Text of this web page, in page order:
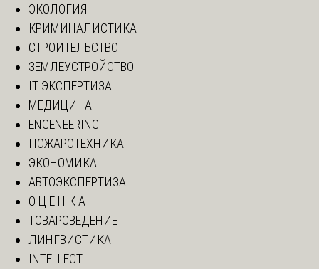
ЭКОЛОГИЯ
КРИМИНАЛИСТИКА
СТРОИТЕЛЬСТВО
ЗЕМЛЕУСТРОЙСТВО
IT ЭКСПЕРТИЗА
МЕДИЦИНА
ENGENEERING
ПОЖАРОТЕХНИКА
ЭКОНОМИКА
АВТОЭКСПЕРТИЗА
О Ц Е Н К А
ТОВАРОВЕДЕНИЕ
ЛИНГВИСТИКА
INTELLECT